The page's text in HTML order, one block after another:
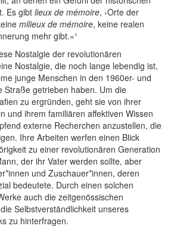
Es gibt lieux de mémoire, ›Orte der
milieux de mémoire, keine realen
mehr gibt.«¹
Nostalgie der revolutionären
Nostalgie, die noch lange lebendig ist,
junge Menschen in den 1960er- und
Straße getrieben haben. Um die
zu ergründen, geht sie von ihrer
und ihrem familiären affektiven Wissen
externe Recherchen anzustellen, die
Ihre Arbeiten werfen einen Blick
zu einer revolutionären Generation
der ihr Vater werden sollte, aber
und Zuschauer*innen, deren
bedeutete. Durch einen solchen
auch die zeitgenössischen
Selbstverständlichkeit unseres
zu hinterfragen.